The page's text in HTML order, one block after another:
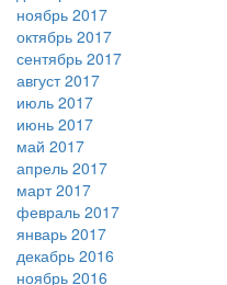
ноябрь 2017
октябрь 2017
сентябрь 2017
август 2017
июль 2017
июнь 2017
май 2017
апрель 2017
март 2017
февраль 2017
январь 2017
декабрь 2016
ноябрь 2016